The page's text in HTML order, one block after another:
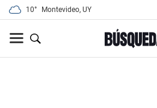
10° Montevideo, UY